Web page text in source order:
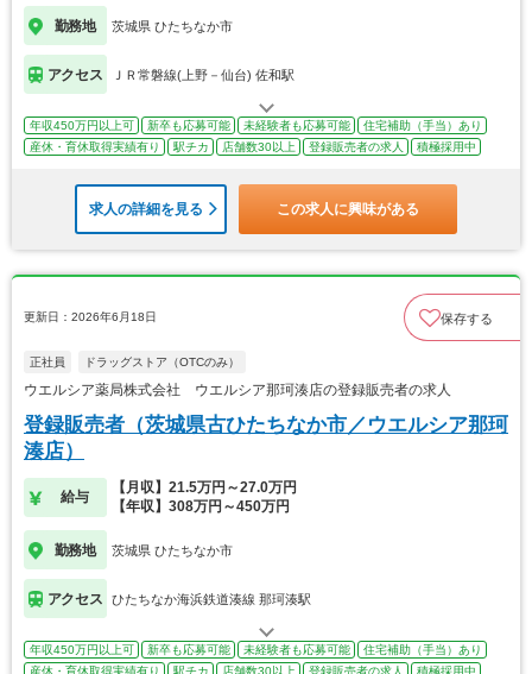
勤務地 茨城県 ひたちなか市
アクセス ＪＲ常磐線(上野－仙台) 佐和駅
年収450万円以上可 新卒も応募可能 未経験者も応募可能
住宅補助（手当）あり
産休・育休取得実績有り
駅チカ 店舗数30以上 登録販売者の求人 積極採用中
求人の詳細を見る この求人に興味がある
更新日：2026年6月18日 保存する
正社員 ドラッグストア（OTCのみ）
ウエルシア薬局株式会社 ウエルシア那珂湊店の登録販売者の求人
登録販売者（茨城県古ひたちなか市／ウエルシア那珂
湊店）
給与
【月収】21.5万円～27.0万円
【年収】308万円～450万円
勤務地 茨城県 ひたちなか市
アクセス ひたちなか海浜鉄道湊線 那珂湊駅
年収450万円以上可 新卒も応募可能 未経験者も応募可能
住宅補助（手当）あり
産休・育休取得実績有り
駅チカ 店舗数30以上 登録販売者の求人 積極採用中